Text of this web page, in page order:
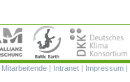
Mitarbeitende | Intranet | Impressum |